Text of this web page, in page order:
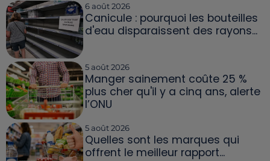
6 août 2026
Canicule : pourquoi les bouteilles
d'eau disparaissent des rayons...
5 août 2026
Manger sainement coûte 25 %
plus cher qu'il y a cinq ans, alerte
l’ONU
5 août 2026
Quelles sont les marques qui
offrent le meilleur rapport...